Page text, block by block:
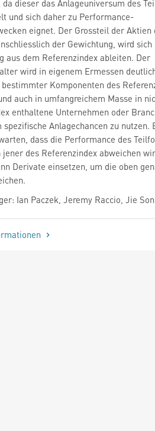
dieser das Anlageuniversum des
und sich daher zu Performance-
eignet. Der Grossteil der Aktien
der Gewichtung, wird sich
aus dem Referenzindex ableiten. Der
wird in eigenem Ermessen
Komponenten des
auch in umfangreichem Masse in
enthaltene Unternehmen oder
spezifische Anlagechancen zu nutzen.
dass die Performance des
jener des Referenzindex abweichen
Derivate einsetzen, um die oben
Ian Paczek, Jeremy Raccio, Jie